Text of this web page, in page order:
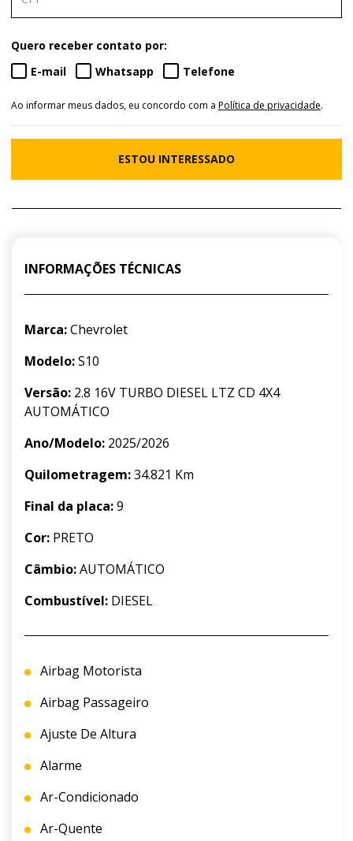
Quero receber contato por:
E-mail
Whatsapp Telefone
Ao informar meus dados, eu concordo com a Política de privacidade.
ESTOU INTERESSADO
INFORMAÇÕES TÉCNICAS
Marca:Chevrolet
Modelo:S10
Versão: 2.8 16V TURBO DIESEL LTZ CD 4X4
AUTOMÁTICO
Ano/Modelo: 2025/2026
Quilometragem:34.821 Km
Final da placa:9
Cor: PRETO
Câmbio:AUTOMÁTICO
Combustível: DIESEL
Airbag Motorista
Airbag Passageiro
Ajuste De Altura
Alarme
Ar-Condicionado
Ar-Quente